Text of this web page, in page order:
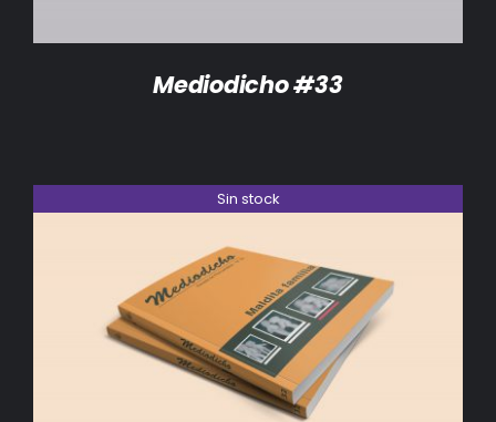
Mediodicho #33
Sin stock
DETALLES